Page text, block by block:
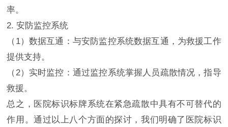
率。
2. 安防监控系统
（1）数据互通：与安防监控系统数据互通，为救援工作
提供支持。
（2）实时监控：通过监控系统掌握人员疏散情况，指导
救援。
总之，医院标识标牌系统在紧急疏散中具有不可替代的
作用。通过以上八个方面的探讨，我们明确了医院标识